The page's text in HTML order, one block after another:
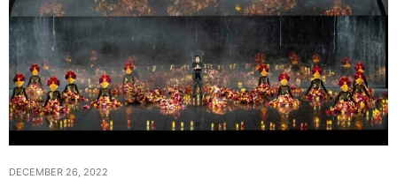
DECEMBER 26, 2022